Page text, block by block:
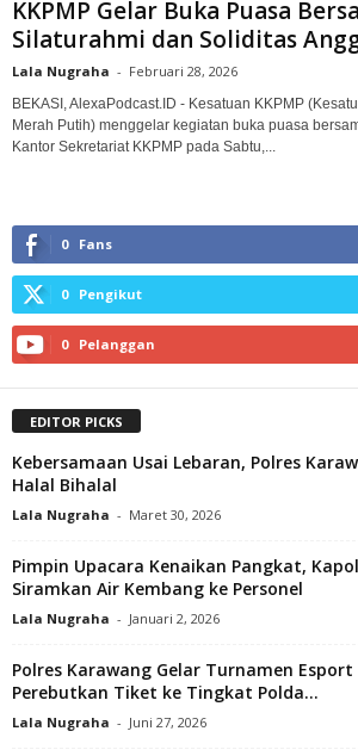
KKPMP Gelar Buka Puasa
Silaturahmi dan Soliditas
Lala Nugraha - Februari 28, 2026
BEKASI, AlexaPodcast.ID - Kesatuan KKPMP
Merah Putih) menggelar kegiatan buka puasa
Kantor Sekretariat KKPMP pada Sabtu,...
0 Fans
0 Pengikut
0 Pelanggan
EDITOR PICKS
Kebersamaan Usai Lebaran, Polres
Halal Bihalal
Lala Nugraha - Maret 30, 2026
Pimpin Upacara Kenaikan Pangkat,
Siramkan Air Kembang ke Personel
Lala Nugraha - Januari 2, 2026
Polres Karawang Gelar Turnamen
Perebutkan Tiket ke Tingkat Polda...
Lala Nugraha - Juni 27, 2026